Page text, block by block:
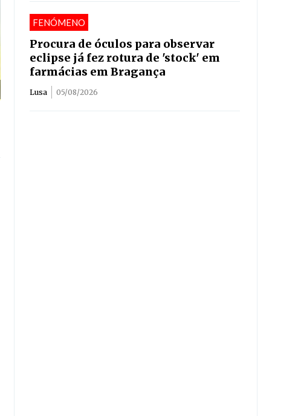
FENÓMENO
Procura de óculos para observar
eclipse já fez rotura de 'stock' em
farmácias em Bragança
Lusa 05/08/2026